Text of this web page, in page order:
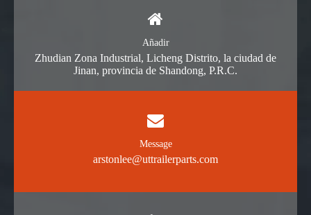
Añadir
Zhudian Zona Industrial, Licheng Distrito, la ciudad de
Jinan, provincia de Shandong, P.R.C.
Message
arstonlee@uttrailerparts.com